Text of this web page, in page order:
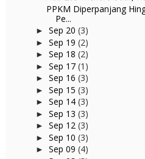
PPKM Diperpanjang
Pe...
► Sep 20 (3)
► Sep 19 (2)
► Sep 18 (2)
► Sep 17 (1)
► Sep 16 (3)
► Sep 15 (3)
► Sep 14 (3)
► Sep 13 (3)
► Sep 12 (3)
► Sep 10 (3)
► Sep 09 (4)